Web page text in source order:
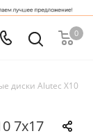
0
диски Alutec X10
7x17